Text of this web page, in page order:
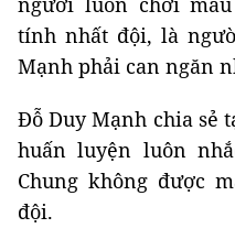
tính nhất đội, là
Mạnh phải can ngăn
Đỗ Duy Mạnh chia sẻ
huấn luyện luôn
Chung không được
đội.